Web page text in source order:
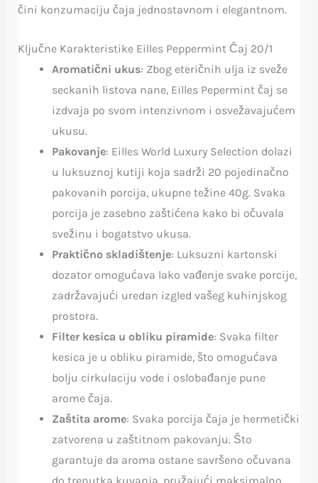
čini konzumaciju čaja jednostavnom i elegantnom.
Ključne Karakteristike Eilles Peppermint Čaj 20/1
Aromatični ukus: Zbog eteričnih ulja iz sveže
seckanih listova nane, Eilles Pepermint čaj se
izdvaja po svom intenzivnom i osvežavajućem
ukusu.
Pakovanje: Eilles World Luxury Selection dolazi
u luksuznoj kutiji koja sadrži 20 pojedinačno
pakovanih porcija, ukupne težine 40g. Svaka
porcija je zasebno zaštićena kako bi očuvala
svežinu i bogatstvo ukusa.
Praktično skladištenje: Luksuzni kartonski
dozator omogućava lako vađenje svake porcije,
zadržavajući uredan izgled vašeg kuhinjskog
prostora.
Filter kesica u obliku piramide: Svaka filter
kesica je u obliku piramide, što omogućava
bolju cirkulaciju vode i oslobađanje pune
arome čaja.
Zaštita arome: Svaka porcija čaja je hermetički
zatvorena u zaštitnom pakovanju. Što
garantuje da aroma ostane savršeno očuvana
do trenutka kuvanja, pružajući maksimalno